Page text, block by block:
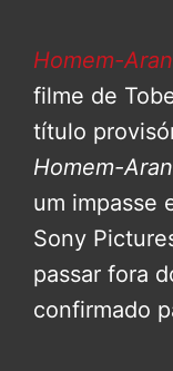
Homem-
filme de
título
Homem-
um impasse
Sony
passar fora
confirmado